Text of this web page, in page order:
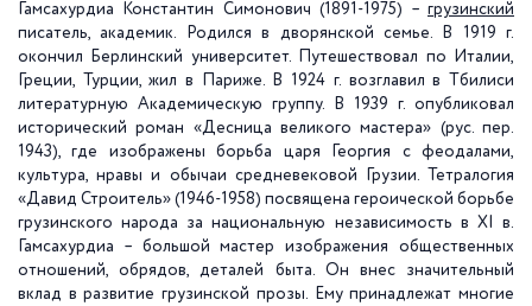
Гамсахурдиа Константин Симонович (1891-1975) – грузинский
писатель, академик. Родился в дворянской семье. В 1919 г.
окончил Берлинский университет. Путешествовал по Италии,
Греции, Турции, жил в Париже. В 1924 г. возглавил в Тбилиси
литературную Академическую группу. В 1939 г. опубликовал
исторический роман «Десница великого мастера» (рус. пер.
1943), где изображены борьба царя Георгия с феодалами,
культура, нравы и обычаи средневековой Грузии. Тетралогия
«Давид Строитель» (1946-1958) посвящена героической борьбе
грузинского народа за национальную независимость в XI в.
Гамсахурдиа – большой мастер изображения общественных
отношений, обрядов, деталей быта. Он внес значительный
вклад в развитие грузинской прозы. Ему принадлежат многие